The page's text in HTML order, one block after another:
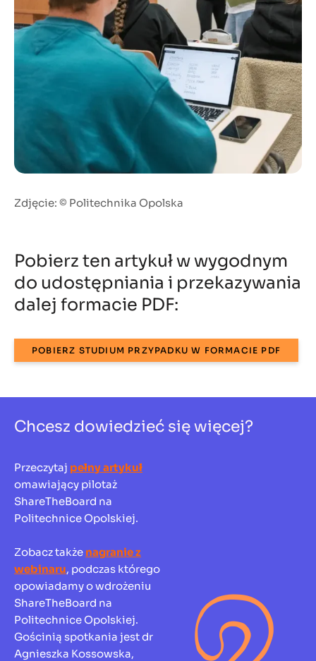
Zdjęcie: © Politechnika Opolska
Pobierz ten artykuł w wygodnym
do udostępniania i przekazywania
dalej formacie PDF:
POBIERZ STUDIUM PRZYPADKU W FORMACIE PDF
Chcesz dowiedzieć się więcej?
Przeczytaj pełny artykuł
omawiający pilotaż
ShareTheBoard na
Politechnice Opolskiej.
Zobacz także nagranie z
webinaru, podczas którego
opowiadamy o wdrożeniu
ShareTheBoard na
Politechnice Opolskiej.
Gościnią spotkania jest dr
Agnieszka Kossowska,